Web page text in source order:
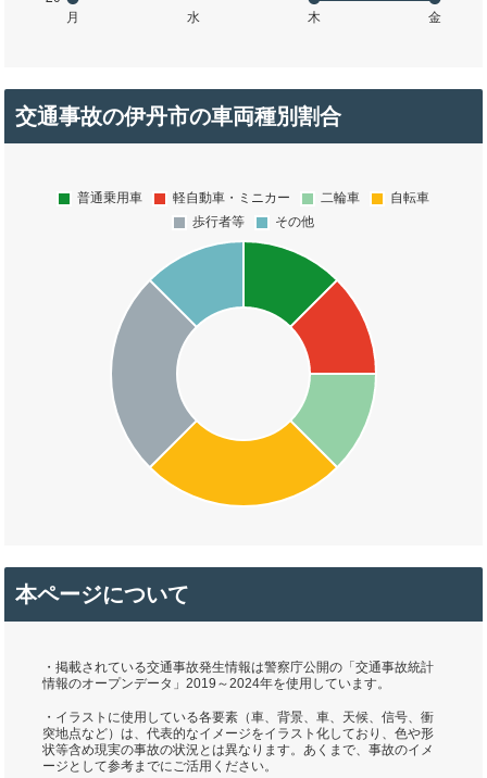
交通事故の伊丹市の車両種別割合
本ページについて
・掲載されている交通事故発生情報は警察庁公開の「交通事故統計
情報のオープンデータ」2019～2024年を使用しています。
・イラストに使用している各要素（車、背景、車、天候、信号、衝
突地点など）は、代表的なイメージをイラスト化しており、色や形
状等含め現実の事故の状況とは異なります。あくまで、事故のイメ
ージとして参考までにご活用ください。